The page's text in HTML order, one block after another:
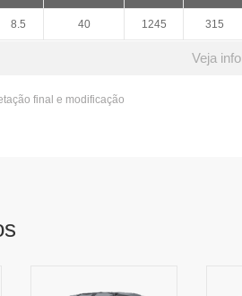
8.5 40 1245 315
Veja
final e modificação